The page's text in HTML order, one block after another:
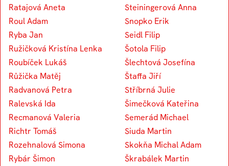
Ratajová Aneta
Roul Adam
Ryba Jan
Ružičková Kristína Lenka
Roubíček Lukáš
Růžička Matěj
Radvanová Petra
Ralevská Ida
Recmanová Valeria
Richtr Tomáš
Rozehnalová Simona
Rybár Šimon
Steiningerová Anna
Snopko Erik
Seidl Filip
Šotola Filip
Šlechtová Josefína
Štaffa Jiří
Stříbrná Julie
Šimečková Kateřina
Semerád Michael
Siuda Martin
Skokňa Michal Adam
Škrabálek Martin